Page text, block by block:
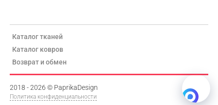
Каталог тканей
Каталог ковров
Возврат и обмен
2018 - 2026 © PaprikaDesign
Политика конфиденциальности